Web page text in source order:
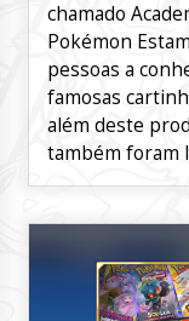
chamado
Pokémon
pessoas a
famosas
além deste
também foram